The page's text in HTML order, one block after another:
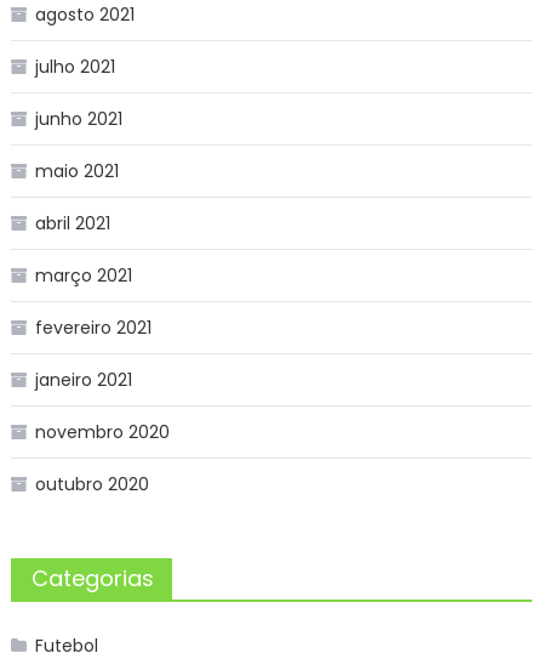
agosto 2021
julho 2021
junho 2021
maio 2021
abril 2021
março 2021
fevereiro 2021
janeiro 2021
novembro 2020
outubro 2020
Categorias
Futebol